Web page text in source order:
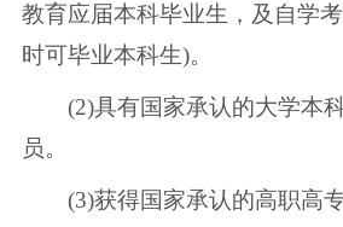
教育应届本科毕业生，及自学
时可毕业本科生)。
(2)具有国家承认的大学本科
员。
(3)获得国家承认的高职高专